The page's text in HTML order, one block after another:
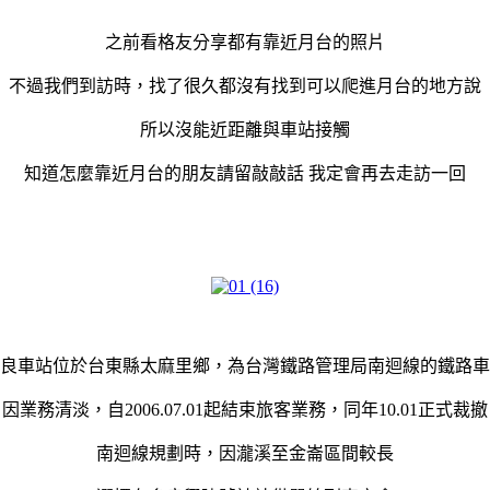
之前看格友分享都有靠近月台的照片
不過我們到訪時，找了很久都沒有找到可以爬進月台的地方說
所以沒能近距離與車站接觸
知道怎麼靠近月台的朋友請留敲敲話 我定會再去走訪一回
車站位於台東縣太麻里鄉，為台灣鐵路管理局南迴線的鐵路
因業務清淡，自2006.07.01起結束旅客業務，同年10.01正式裁撤
南迴線規劃時，因瀧溪至金崙區間較長